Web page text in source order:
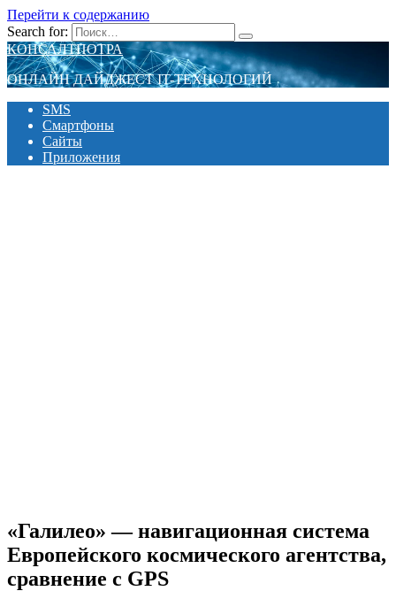
Перейти к содержанию
Search for:
КОНСАЛТПОТРА
ОНЛАЙН ДАЙДЖЕСТ IT-ТЕХНОЛОГИЙ
SMS
Смартфоны
Сайты
Приложения
«Галилео» — навигационная система
Европейского космического агентства,
сравнение с GPS